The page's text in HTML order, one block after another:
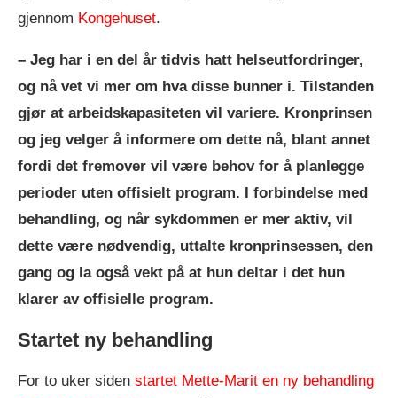
gjennom Kongehuset.
– Jeg har i en del år tidvis hatt helseutfordringer,
og nå vet vi mer om hva disse bunner i. Tilstanden
gjør at arbeidskapasiteten vil variere. Kronprinsen
og jeg velger å informere om dette nå, blant annet
fordi det fremover vil være behov for å planlegge
perioder uten offisielt program. I forbindelse med
behandling, og når sykdommen er mer aktiv, vil
dette være nødvendig, uttalte kronprinsessen, den
gang og la også vekt på at hun deltar i det hun
klarer av offisielle program.
Startet ny behandling
For to uker siden startet Mette-Marit en ny behandling